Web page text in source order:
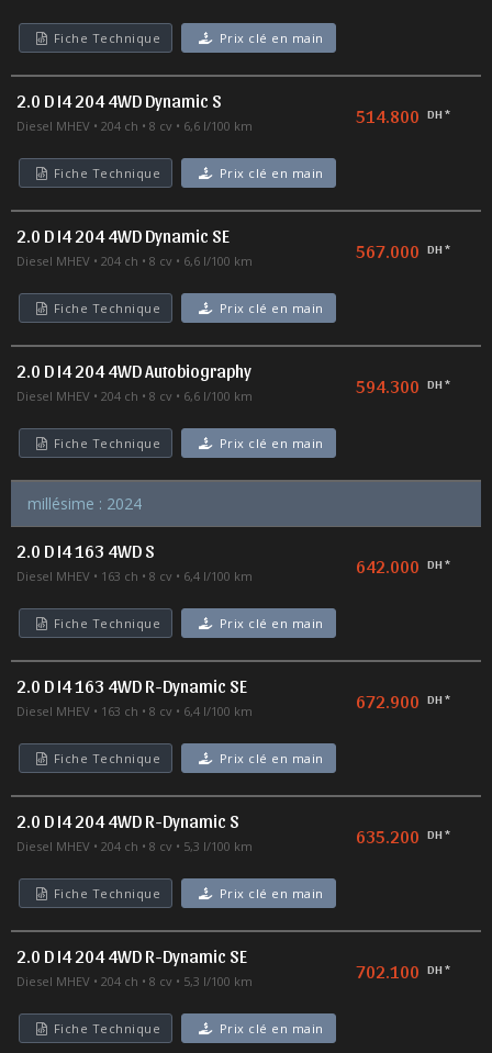
Fiche Technique Prix clé en main
2.0 D I4 204 4WD Dynamic S
Diesel MHEV 204 ch 8 cv 6,6 l/100 km 514.800 DH *
Fiche Technique Prix clé en main
2.0 D I4 204 4WD Dynamic SE
Diesel MHEV 204 ch 8 cv 6,6 l/100 km 567.000 DH *
Fiche Technique Prix clé en main
2.0 D I4 204 4WD Autobiography
Diesel MHEV 204 ch 8 cv 6,6 l/100 km 594.300 DH *
Fiche Technique Prix clé en main
millésime : 2024
2.0 D I4 163 4WD S
Diesel MHEV 163 ch 8 cv 6,4 l/100 km 642.000 DH *
Fiche Technique Prix clé en main
2.0 D I4 163 4WD R-Dynamic SE
Diesel MHEV 163 ch 8 cv 6,4 l/100 km 672.900 DH *
Fiche Technique Prix clé en main
2.0 D I4 204 4WD R-Dynamic S
Diesel MHEV 204 ch 8 cv 5,3 l/100 km 635.200 DH *
Fiche Technique Prix clé en main
2.0 D I4 204 4WD R-Dynamic SE
Diesel MHEV 204 ch 8 cv 5,3 l/100 km 702.100 DH *
Fiche Technique Prix clé en main